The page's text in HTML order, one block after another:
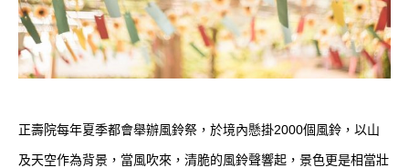
正壽院每年夏季都會舉辦風鈴祭，於境內懸掛2000個風鈴，以山
及天空作為背景，當風吹來，清脆的風鈴聲響起，景色更是相當壯